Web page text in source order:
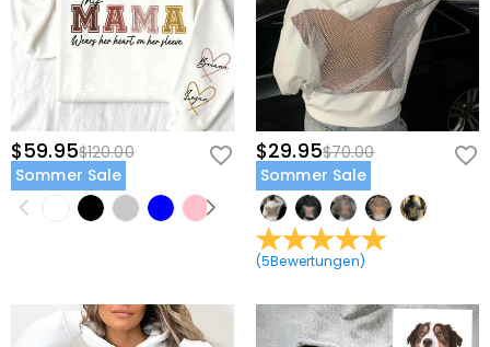
$59.95$120.00
Sommer Sale
$29.95$70.00
Sommer Sale
(5Bewertungen)